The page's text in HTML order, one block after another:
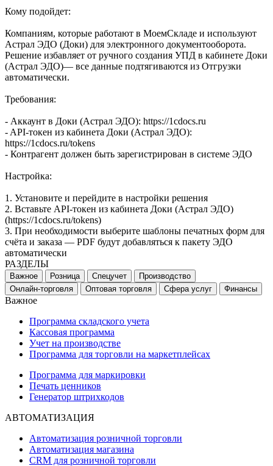
Кому подойдет:
Компаниям, которые работают в МоемСкладе и используют
Астрал ЭДО (Доки) для электронного документооборота.
Решение избавляет от ручного создания УПД в кабинете Доки
(Астрал ЭДО)— все данные подтягиваются из Отгрузки
автоматически.
Требования:
- Аккаунт в Доки (Астрал ЭДО): https://1cdocs.ru
- API-токен из кабинета Доки (Астрал ЭДО):
https://1cdocs.ru/tokens
- Контрагент должен быть зарегистрирован в системе ЭДО
Настройка:
1. Установите и перейдите в настройки решения
2. Вставьте API-токен из кабинета Доки (Астрал ЭДО)
(https://1cdocs.ru/tokens)
3. При необходимости выберите шаблоны печатных форм для
счёта и заказа — PDF будут добавляться к пакету ЭДО
автоматически
РАЗДЕЛЫ
Важное Розница Спецучет
Производство
Онлайн-торговля
Оптовая торговля Сфера услуг Финансы
Важное
Программа складского учета
Кассовая программа
Учет на производстве
Программа для торговли на маркетплейсах
Программа для маркировки
Печать ценников
Генератор штрихкодов
АВТОМАТИЗАЦИЯ
Автоматизация розничной торговли
Автоматизация магазина
CRM для розничной торговли